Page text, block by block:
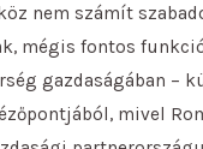
nem számít
mégis fontos
gazdaságában –
mivel